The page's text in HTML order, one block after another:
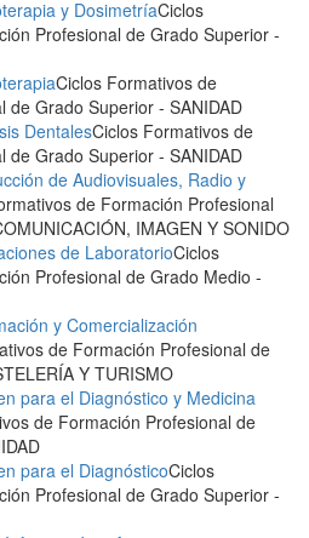
y DosimetríaCiclos
Profesional de Grado Superior -
Ciclos Formativos de
de Grado Superior - SANIDAD
DentalesCiclos Formativos de
de Grado Superior - SANIDAD
de Audiovisuales, Radio y
de Formación Profesional
IMAGEN Y SONIDO
de LaboratorioCiclos
Profesional de Grado Medio -
y Comercialización
de Formación Profesional de
Y TURISMO
para el Diagnóstico y Medicina
de Formación Profesional de
para el DiagnósticoCiclos
Profesional de Grado Superior -